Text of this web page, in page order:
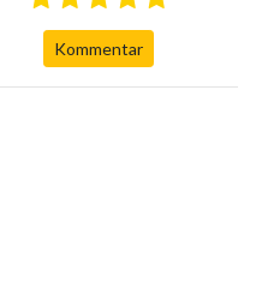
Kommentar